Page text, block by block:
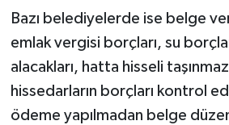
Bazı belediyelerde ise belge
emlak vergisi borçları, su
alacakları, hatta hisseli
hissedarların borçları kontrol
ödeme yapılmadan belge